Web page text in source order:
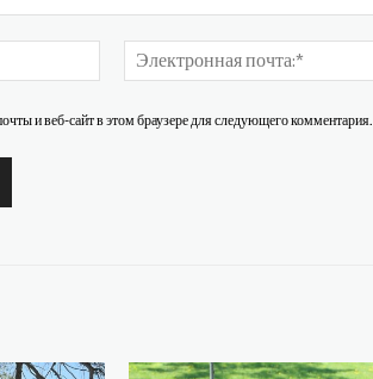
Имя:*
и веб-сайт в этом браузере для следующего комментария.